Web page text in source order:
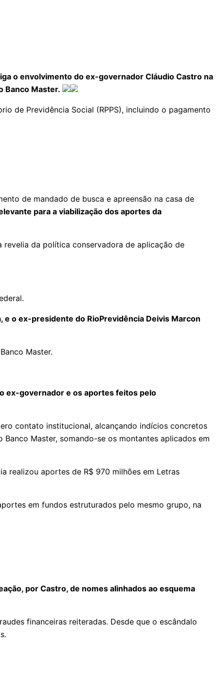
o envolvimento do ex-governador Cláudio Castro na
Banco Master.
de Previdência Social (RPPS), incluindo o pagamento
de mandado de busca e apreensão na casa de
para a viabilização dos aportes da
revelia da política conservadora de aplicação de
e o ex-presidente do RioPrevidência Deivis Marcon
Master.
ex-governador e os aportes feitos pelo
contato institucional, alcançando indícios concretos
Master, somando-se os montantes aplicados em
realizou aportes de R$ 970 milhões em Letras
em fundos estruturados pelo mesmo grupo, na
por Castro, de nomes alinhados ao esquema
financeiras reiteradas. Desde que o escândalo